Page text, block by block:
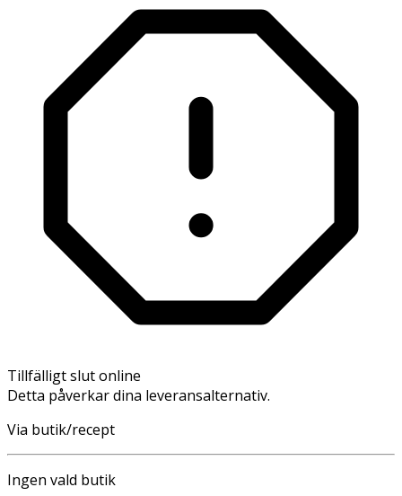
Tillfälligt slut online
Detta påverkar dina leveransalternativ.
Via butik/recept
Ingen vald butik